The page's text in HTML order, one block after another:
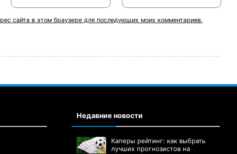
сайта в этом браузере для последующих моих комментариев.
Недавние новости
Каперы рейтинг: как выбрать
лучших прогнозистов на